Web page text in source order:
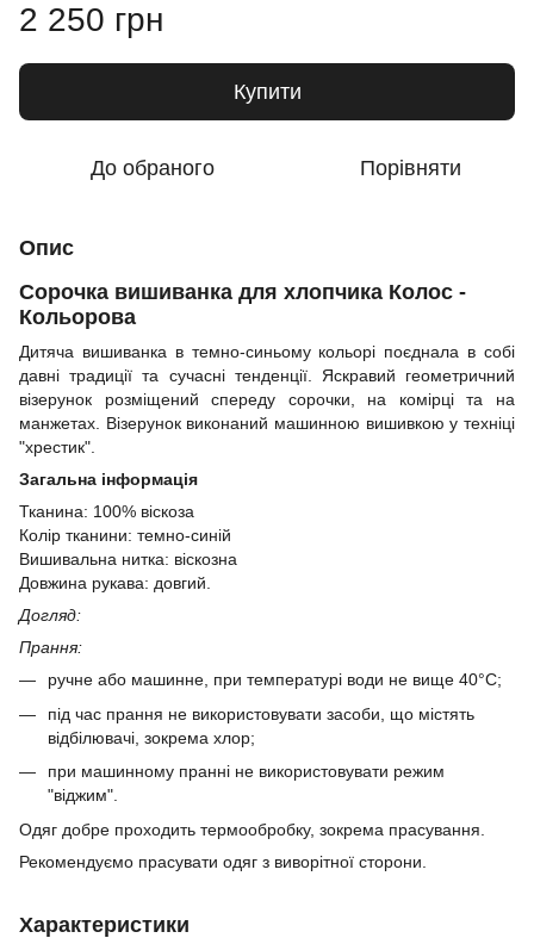
2 250 грн
Купити
До обраного Порівняти
Опис
Сорочка вишиванка для хлопчика Колос -
Кольорова
Дитяча вишиванка в темно-синьому кольорі поєднала в собі
давні традиції та сучасні тенденції. Яскравий геометричний
візерунок розміщений спереду сорочки, на комірці та на
манжетах. Візерунок виконаний машинною вишивкою у техніці
"хрестик".
Загальна інформація
Тканина: 100% віскоза
Колір тканини: темно-синій
Вишивальна нитка: віскозна
Довжина рукава: довгий.
Догляд:
Прання:
ручне або машинне, при температурі води не вище 40°C;
під час прання не використовувати засоби, що містять
відбілювачі, зокрема хлор;
​при машинному пранні не використовувати режим
"віджим".
Одяг добре проходить термообробку, зокрема прасування.
Рекомендуємо прасувати одяг з виворітної сторони.
Характеристики